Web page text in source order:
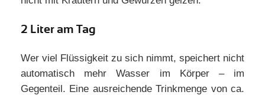
2 Liter am Tag
Wer viel Flüssigkeit zu sich nimmt, speichert nicht
automatisch mehr Wasser im Körper – im
Gegenteil. Eine ausreichende Trinkmenge von ca.